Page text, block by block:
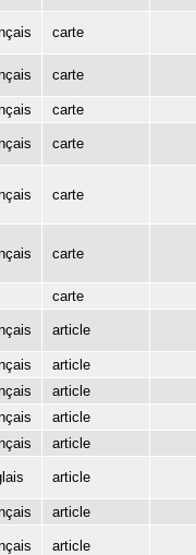
carte
carte
carte
carte
carte
carte
carte
article
article
article
article
article
article
article
article